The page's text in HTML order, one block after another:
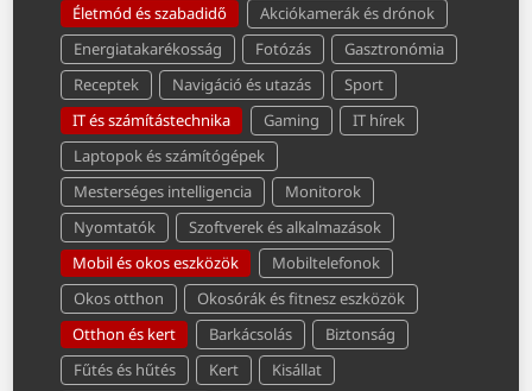
Életmód és szabadidő
Akciókamerák és drónok
Energiatakarékosság
Fotózás
Gasztronómia
Receptek
Navigáció és utazás
Sport
IT és számítástechnika
Gaming
IT hírek
Laptopok és számítógépek
Mesterséges intelligencia
Monitorok
Nyomtatók
Szoftverek és alkalmazások
Mobil és okos eszközök
Mobiltelefonok
Okos otthon
Okosórák és fitnesz eszközök
Otthon és kert
Barkácsolás
Biztonság
Fűtés és hűtés
Kert
Kisállat